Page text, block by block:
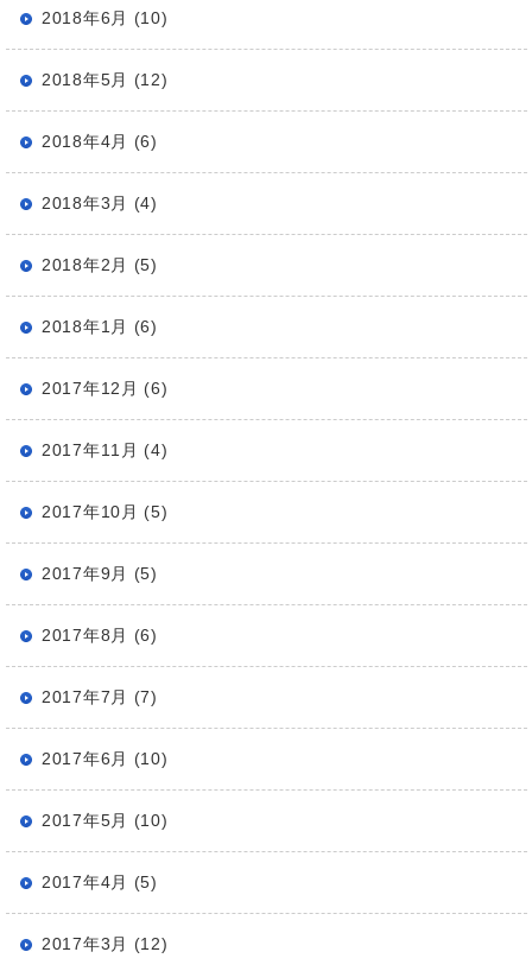
2018年6月 (10)
2018年5月 (12)
2018年4月 (6)
2018年3月 (4)
2018年2月 (5)
2018年1月 (6)
2017年12月 (6)
2017年11月 (4)
2017年10月 (5)
2017年9月 (5)
2017年8月 (6)
2017年7月 (7)
2017年6月 (10)
2017年5月 (10)
2017年4月 (5)
2017年3月 (12)